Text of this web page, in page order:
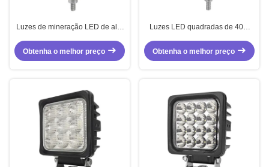
Luzes de mineração LED de alta
de caminhão 12V personalizadas
Obtenha o melhor preço
Luzes LED quadradas de 40W
caminhões
Obtenha o melhor preço